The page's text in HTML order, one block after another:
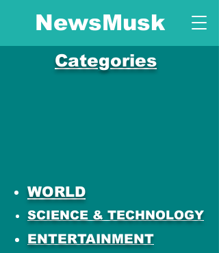
NewsMusk
Categories
WORLD
SCIENCE & TECHNOLOGY
ENTERTAINMENT